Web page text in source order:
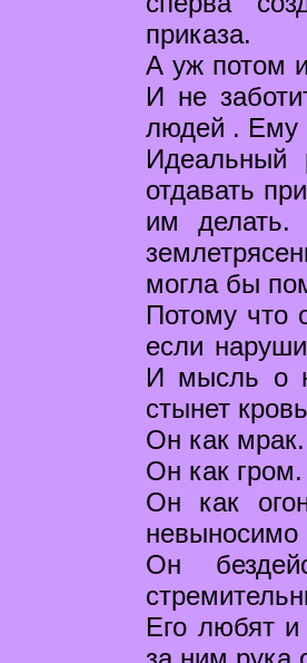
приказа.
А уж потом
И не
людей . Ему
Идеальный
отдавать
им делать.
могла бы
Потому что
если
И мысль о
стынет
Он как
Он как гром.
Он как
невыносимо
Он
Его любят